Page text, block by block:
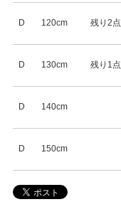
D 120cm 残り2点
D 130cm 残り1点
D 140cm
D 150cm